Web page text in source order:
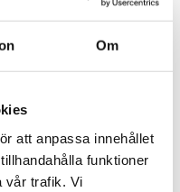
Om
att anpassa innehållet
funktioner
vår trafik. Vi
med maxkapaciteter